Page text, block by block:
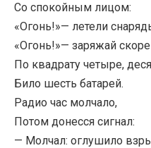
Со спокойным лицом:
«Огонь!»— летели
«Огонь!»— заряжай
По квадрату четыре,
Било шесть батарей.
Радио час молчало,
Потом донесся сигнал:
— Молчал: оглушило